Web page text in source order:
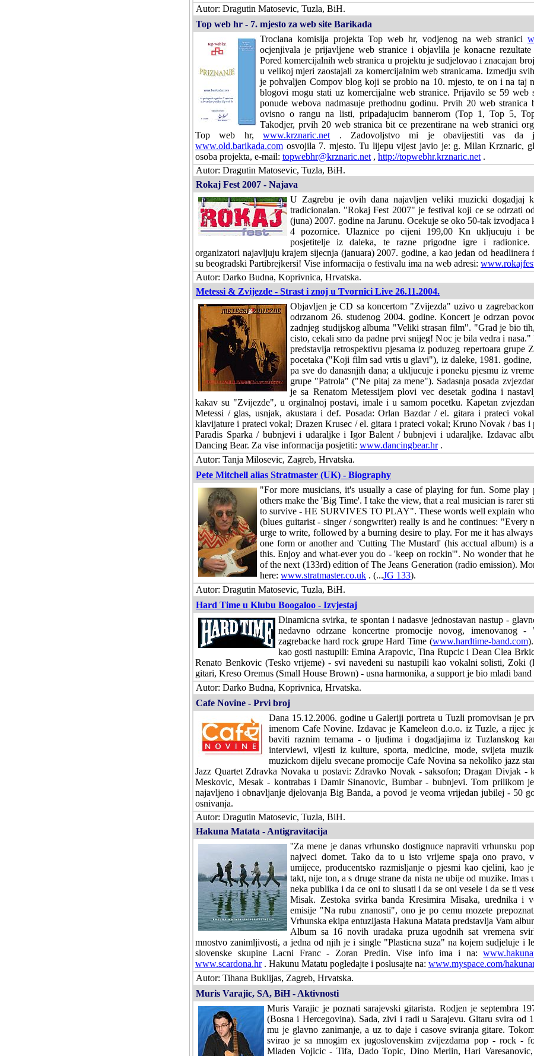
Autor: Dragutin Matosevic, Tuzla, BiH.
Top web hr - 7. mjesto za web site Barikada
Troclana komisija projekta Top web hr, vodjenog na web stranici
ocjenjivala je prijavljene web stranice i objavlila je konacne
Pored komercijalnih web stranica u projektu je sudjelovao i znacajan
u velikoj mjeri zaostajali za komercijalnim web stranicama. Izmedju
je pohvaljen Compov blog koji se probio na 10. mjesto, te on i na taj
blogovi mogu stati uz komercijalne web stranice. Prijavilo se 59 web
ponude webova nadmasuje prethodnu godinu. Prvih 20 web stranica
ovisno o rangu na listi, pripadajucim bannerom (Top 1, Top 5,
Takodjer, prvih 20 web stranica bit ce prezentirane na web stranici
Top web hr,www.krznaric.net . Zadovoljstvo mi je obavijestiti vas da
www.old.barikada.com osvojila 7. mjesto. Tu lijepu vijest javio je: g. Milan Krznaric,
osoba projekta, e-mail: topwebhr@krznaric.net , http://topwebhr.krznaric.net .
Autor: Dragutin Matosevic, Tuzla, BiH.
Rokaj Fest 2007 - Najava
U Zagrebu je ovih dana najavljen veliki muzicki dogadjaj
tradicionalan. "Rokaj Fest 2007" je festival koji ce se odrzati
(juna) 2007. godine na Jarunu. Ocekuje se oko 50-tak izvodjaca
4 pozornice. Ulaznice po cijeni 199,00 Kn ukljucuju i
posjetitelje iz daleka, te razne prigodne igre i radionice.
organizatori najavljuju krajem sijecnja (januara) 2007. godine, a kao jedan od headlinera
su beogradski Partibrejkersi! Vise informacija o festivalu ima na web adresi:
Autor: Darko Budna, Koprivnica, Hrvatska.
Metessi & Zvijezde - Strast i znoj u Tvornici Live 26.11.2004.
Objavljen je CD sa koncertom "Zvijezda" uzivo u
odrzanom 26. studenog 2004. godine. Koncert je odrzan
zadnjeg studijskog albuma "Veliki strasan film". "Grad je bio
cisto, cekali smo da padne prvi snijeg! Noc je bila vedra i nasa."
predstavlja retrospektivu pjesama iz poduzeg repertoara grupe
pocetaka ("Koji film sad vrtis u glavi"), iz daleke, 1981. godine,
pa sve do danasnjih dana; a ukljucuje i poneku pjesmu iz
grupe "Patrola" ("Ne pitaj za mene"). Sadasnja posada
je sa Renatom Metessijem plovi vec desetak godina i
kakav su "Zvijezde", u orginalnoj postavi, imale i u samom pocetku. Kapetan
Metessi / glas, usnjak, akustara i def. Posada: Orlan Bazdar / el. gitara i prateci
klavijature i prateci vokal; Drazen Krusec / el. gitara i prateci vokal; Kruno Novak / bas i
Paradis Sparka / bubnjevi i udaraljke i Igor Balent / bubnjevi i udaraljke. Izdavac
Dancing Bear. Za vise informacija posjetiti: www.dancingbear.hr.
Autor: Tanja Milosevic, Zagreb, Hrvatska.
Pete Mitchell alias Stratmaster (UK) - Biography
"For more musicians, it's usually a case of playing for fun. Some play
others make the 'Big Time'. I take the view, that a real musician is rarer
to survive - HE SURVIVES TO PLAY". These words well explain
(blues guitarist - singer / songwriter) really is and he continues: "Every
urge to write, followed by a burning desire to play. For me it has always
one form or another and 'Cutting The Mustard' (his acctual album) is
this. Enjoy and what-ever you do - 'keep on rockin'". No wonder that
of the next (133rd) edition of The Jeans Generation (radio emission).
here: www.stratmaster.co.uk . (...JG 133).
Autor: Dragutin Matosevic, Tuzla, BiH.
Hard Time u Klubu Boogaloo - Izvjestaj
Dinamicna svirka, te spontan i nadasve jednostavan nastup -
nedavno odrzane koncertne promocije novog, imenovanog
zagrebacke hard rock grupe Hard Time (www.hardtime-band.com
kao gosti nastupili: Emina Arapovic, Tina Rupcic i Dean Clea
Renato Benkovic (Tesko vrijeme) - svi navedeni su nastupili kao vokalni solisti, Zoki
gitari, Kreso Oremus (Small House Brown) - usna harmonika, a support je bio mladi band
Autor: Darko Budna, Koprivnica, Hrvatska.
Cafe Novine - Prvi broj
Dana 15.12.2006. godine u Galeriji portreta u Tuzli promovisan je
imenom Cafe Novine. Izdavac je Kameleon d.o.o. iz Tuzle, a rijec
baviti raznim temama - o ljudima i dogadjajima iz Tuzlanskog
interviewi, vijesti iz kulture, sporta, medicine, mode, svijeta
muzickom dijelu svecane promocije Cafe Novina sa nekoliko jazz
Jazz Quartet Zdravka Novaka u postavi: Zdravko Novak - saksofon; Dragan Divjak -
Meskovic, Mesak - kontrabas i Damir Sinanovic, Bumbar - bubnjevi. Tom prilikom
najavljeno i obnavljanje djelovanja Big Banda, a povod je veoma vrijedan jubilej - 50
osnivanja.
Autor: Dragutin Matosevic, Tuzla, BiH.
Hakuna Matata - Antigravitacija
''Za mene je danas vrhunsko dostignuce napraviti vrhunsku
najveci domet. Tako da to u isto vrijeme spaja ono pravo,
umijece, producentsko razmisljanje o pjesmi kao cjelini, kao
takt, nije ton, a s druge strane da nista ne ubije od muzike. Imas
neka publika i da ce oni to slusati i da se oni vesele i da se ti
Misak. Zestoka svirka banda Kresimira Misaka, urednika i
emisije "Na rubu znanosti", ono je po cemu mozete
Vrhunska ekipa entuzijasta Hakuna Matata predstavlja Vam
Album sa 16 novih uradaka pruza ugodnih sat vremena
mnostvo zanimljivosti, a jedna od njih je i single "Plasticna suza" na kojem sudjeluje i
slovenske skupine Lacni Franc - Zoran Predin. Vise info ima i na:
www.scardona.hr. Hakunu Matatu pogledajte i poslusajte na: www.myspace.com/
Autor: Tihana Buklijas, Zagreb, Hrvatska.
Muris Varajic, SA, BiH - Aktivnosti
Muris Varajic je poznati sarajevski gitarista. Rodjen je septembra
(Bosna i Hercegovina). Sada, zivi i radi u Sarajevu. Gitaru svira od
mu je glavno zanimanje, a uz to daje i casove sviranja gitare.
svirao je sa mnogim ex jugoslovenskim zvijezdama pop - rock -
Mladen Vojicic - Tifa, Dado Topic, Dino Merlin, Hari